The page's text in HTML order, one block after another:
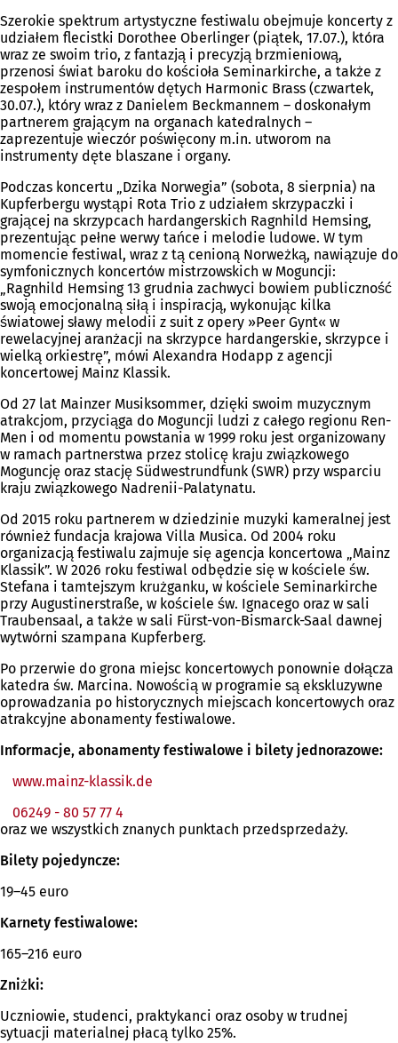
Szerokie spektrum artystyczne festiwalu obejmuje koncerty z
udziałem flecistki Dorothee Oberlinger (piątek, 17.07.), która
wraz ze swoim trio, z fantazją i precyzją brzmieniową,
przenosi świat baroku do kościoła Seminarkirche, a także z
zespołem instrumentów dętych Harmonic Brass (czwartek,
30.07.), który wraz z Danielem Beckmannem – doskonałym
partnerem grającym na organach katedralnych –
zaprezentuje wieczór poświęcony m.in. utworom na
instrumenty dęte blaszane i organy.
Podczas koncertu „Dzika Norwegia” (sobota, 8 sierpnia) na
Kupferbergu wystąpi Rota Trio z udziałem skrzypaczki i
grającej na skrzypcach hardangerskich Ragnhild Hemsing,
prezentując pełne werwy tańce i melodie ludowe. W tym
momencie festiwal, wraz z tą cenioną Norweżką, nawiązuje do
symfonicznych koncertów mistrzowskich w Moguncji:
„Ragnhild Hemsing 13 grudnia zachwyci bowiem publiczność
swoją emocjonalną siłą i inspiracją, wykonując kilka
światowej sławy melodii z suit z opery »Peer Gynt« w
rewelacyjnej aranżacji na skrzypce hardangerskie, skrzypce i
wielką orkiestrę”, mówi Alexandra Hodapp z agencji
koncertowej Mainz Klassik.
Od 27 lat Mainzer Musiksommer, dzięki swoim muzycznym
atrakcjom, przyciąga do Moguncji ludzi z całego regionu Ren-
Men i od momentu powstania w 1999 roku jest organizowany
w ramach partnerstwa przez stolicę kraju związkowego
Moguncję oraz stację Südwestrundfunk (SWR) przy wsparciu
kraju związkowego Nadrenii-Palatynatu.
Od 2015 roku partnerem w dziedzinie muzyki kameralnej jest
również fundacja krajowa Villa Musica. Od 2004 roku
organizacją festiwalu zajmuje się agencja koncertowa „Mainz
Klassik”. W 2026 roku festiwal odbędzie się w kościele św.
Stefana i tamtejszym krużganku, w kościele Seminarkirche
przy Augustinerstraße, w kościele św. Ignacego oraz w sali
Traubensaal, a także w sali Fürst-von-Bismarck-Saal dawnej
wytwórni szampana Kupferberg.
Po przerwie do grona miejsc koncertowych ponownie dołącza
katedra św. Marcina. Nowością w programie są ekskluzywne
oprowadzania po historycznych miejscach koncertowych oraz
atrakcyjne abonamenty festiwalowe.
Informacje, abonamenty festiwalowe i bilety jednorazowe:
www.mainz-klassik.de
nowej
06249 - 80 57 77 4
oraz we wszystkich znanych punktach przedsprzedaży.
Bilety pojedyncze:
19–45 euro
Karnety festiwalowe:
165–216 euro
Zniżki:
Uczniowie, studenci, praktykanci oraz osoby w trudnej
sytuacji materialnej płacą tylko 25%.